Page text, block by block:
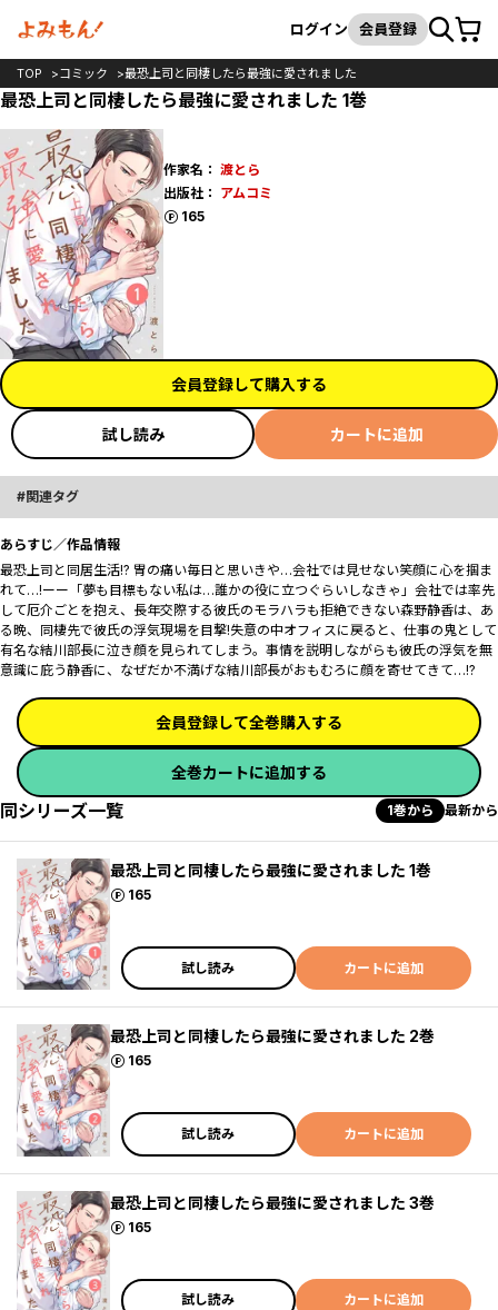
検索
ログイン 会員登録カート
TOP コミック 最恐上司と同棲したら最強に愛されました
最恐上司と同棲したら最強に愛されました 1巻
作家名： 渡とら
出版社： アムコミ
165
ポイント
会員登録して購入する
試し読み カートに追加
関連タグ
あらすじ／作品情報
最恐上司と同居生活!? 胃の痛い毎日と思いきや…会社では見せない笑顔に心を掴ま
れて…!ーー「夢も目標もない私は…誰かの役に立つぐらいしなきゃ」会社では率先
して厄介ごとを抱え、長年交際する彼氏のモラハラも拒絶できない森野静香は、あ
る晩、同棲先で彼氏の浮気現場を目撃!失意の中オフィスに戻ると、仕事の鬼として
有名な結川部長に泣き顔を見られてしまう。事情を説明しながらも彼氏の浮気を無
意識に庇う静香に、なぜだか不満げな結川部長がおもむろに顔を寄せてきて…!?
会員登録して全巻購入する
全巻カートに追加する
同シリーズ一覧 1巻から 最新から
最恐上司と同棲したら最強に愛されました 1巻
165
ポイント
試し読み カートに追加
最恐上司と同棲したら最強に愛されました 2巻
165
ポイント
試し読み カートに追加
最恐上司と同棲したら最強に愛されました 3巻
165
ポイント
試し読み カートに追加